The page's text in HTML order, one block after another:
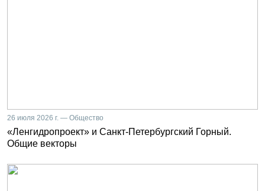
26 июля 2026 г. — Общество
«Ленгидропроект» и Санкт-Петербургский Горный.
Общие векторы